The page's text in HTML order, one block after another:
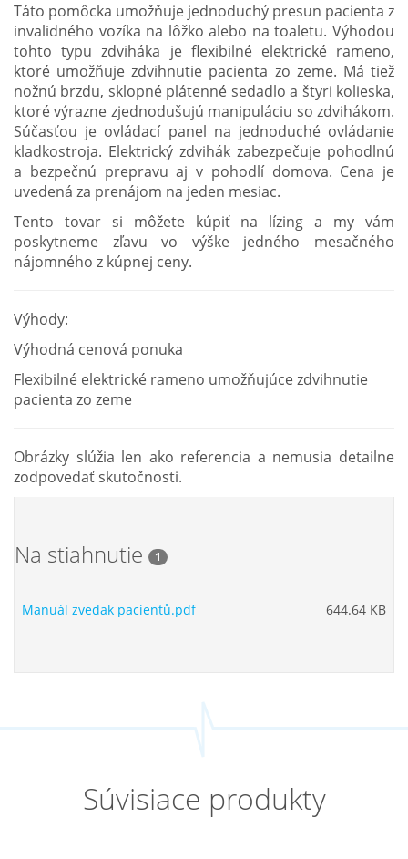
Táto pomôcka umožňuje jednoduchý presun pacienta z
invalidného vozíka na lôžko alebo na toaletu. Výhodou
tohto typu zdviháka je flexibilné elektrické rameno,
ktoré umožňuje zdvihnutie pacienta zo zeme. Má tiež
nožnú brzdu, sklopné plátenné sedadlo a štyri kolieska,
ktoré výrazne zjednodušujú manipuláciu so zdvihákom.
Súčasťou je ovládací panel na jednoduché ovládanie
kladkostroja. Elektrický zdvihák zabezpečuje pohodlnú
a bezpečnú prepravu aj v pohodlí domova. Cena je
uvedená za prenájom na jeden mesiac.
Tento tovar si môžete kúpiť na lízing a my vám
poskytneme zľavu vo výške jedného mesačného
nájomného z kúpnej ceny.
Výhody:
Výhodná cenová ponuka
Flexibilné elektrické rameno umožňujúce zdvihnutie
pacienta zo zeme
Obrázky slúžia len ako referencia a nemusia detailne
zodpovedať skutočnosti.
Na stiahnutie 1
Manuál zvedak pacientů.pdf 644.64 KB
Súvisiace produkty